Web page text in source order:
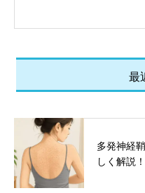
最
多発神経
しく解説！